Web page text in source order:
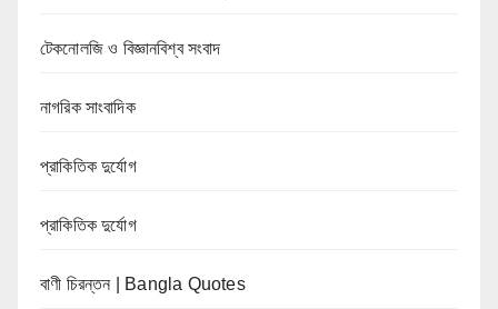
টেকনোলজি ও বিজ্ঞানবিশ্ব সংবাদ
নাগরিক সাংবাদিক
প্রাকিতিক দুর্যোগ
প্রাকিতিক দুর্যোগ
বাণী চিরন্তন | Bangla Quotes